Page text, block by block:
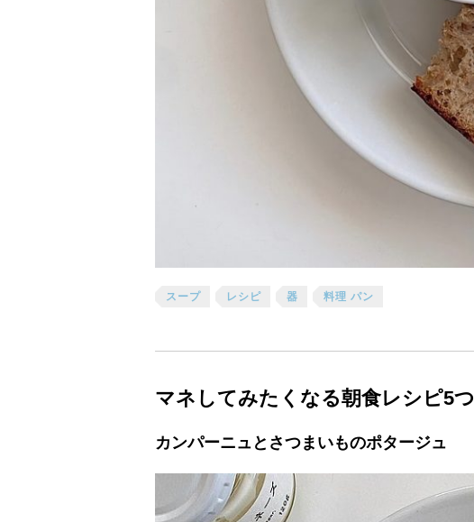
スープ レシピ 器 料理 パン
マネしてみたくなる朝食レシピ5つ
カンパーニュとさつまいものポタージュ